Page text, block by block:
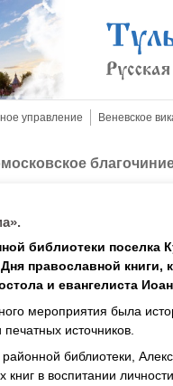
управление Веневское
библиотеки поселка
православной книги,
и евангелиста
мероприятия была
источников.
библиотеки,
в воспитании